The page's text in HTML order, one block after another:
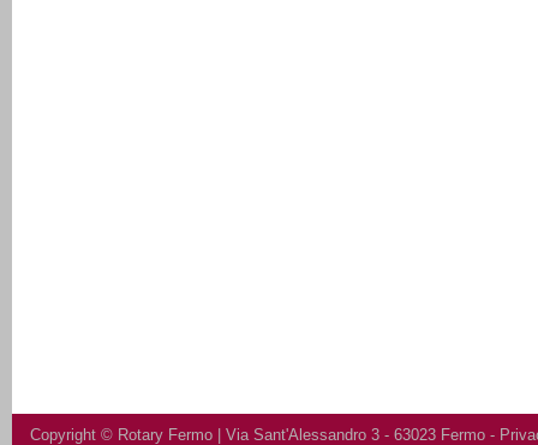
Copyright © Rotary Fermo | Via Sant'Alessandro 3 - 63023 Fermo -